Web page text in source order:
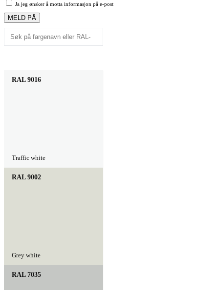
Ja jeg ønsker å motta informasjon på e-post
RAL 9016
Traffic white
RAL 9002
Grey white
RAL 7035